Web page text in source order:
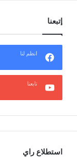
إتبعنا
انظم لنا
تابعنا
استطلاع راي